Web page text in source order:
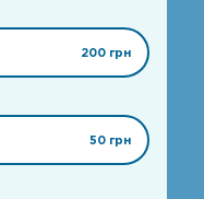
200 грн
50 грн